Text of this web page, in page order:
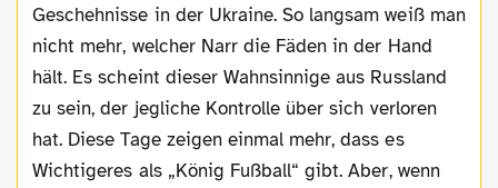
Geschehnisse in der Ukraine. So langsam weiß man
nicht mehr, welcher Narr die Fäden in der Hand
hält. Es scheint dieser Wahnsinnige aus Russland
zu sein, der jegliche Kontrolle über sich verloren
hat. Diese Tage zeigen einmal mehr, dass es
Wichtigeres als „König Fußball“ gibt. Aber, wenn